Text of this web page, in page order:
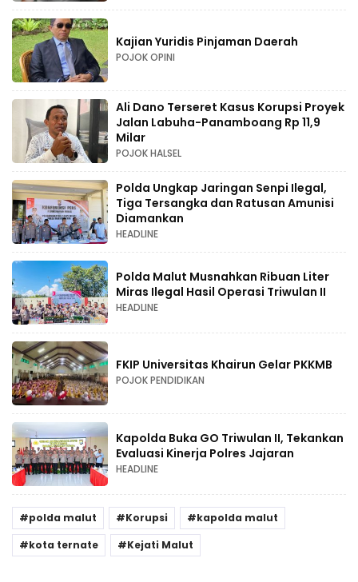
Kajian Yuridis Pinjaman Daerah
POJOK OPINI
Ali Dano Terseret Kasus Korupsi Proyek
Jalan Labuha-Panamboang Rp 11,9
Milar
POJOK HALSEL
Polda Ungkap Jaringan Senpi Ilegal,
Tiga Tersangka dan Ratusan Amunisi
Diamankan
HEADLINE
Polda Malut Musnahkan Ribuan Liter
Miras Ilegal Hasil Operasi Triwulan II
HEADLINE
FKIP Universitas Khairun Gelar PKKMB
POJOK PENDIDIKAN
Kapolda Buka GO Triwulan II, Tekankan
Evaluasi Kinerja Polres Jajaran
HEADLINE
polda malut Korupsi
kapolda malut
kota ternate
Kejati Malut